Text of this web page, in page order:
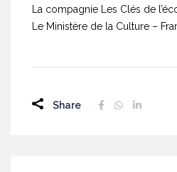
La compagnie Les Clés de
Le Ministère de la Culture –
Share